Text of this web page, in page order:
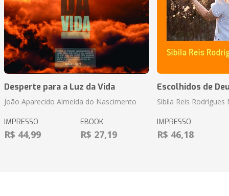
Desperte para a Luz da Vida
João Aparecido Almeida do Nascimento
IMPRESSO
R$ 44,99
EBOOK
R$ 27,19
Escolhidos de
Sibila Reis
IMPRESSO
R$ 46,18